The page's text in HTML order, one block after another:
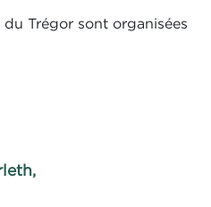
Trégor sont organisées